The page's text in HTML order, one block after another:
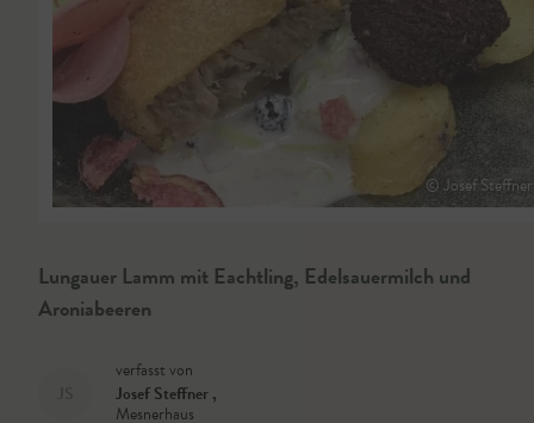
© Josef Steffner
Lungauer Lamm mit Eachtling, Edelsauermilch und
Aroniabeeren
verfasst von
Josef Steffner,
Mesnerhaus